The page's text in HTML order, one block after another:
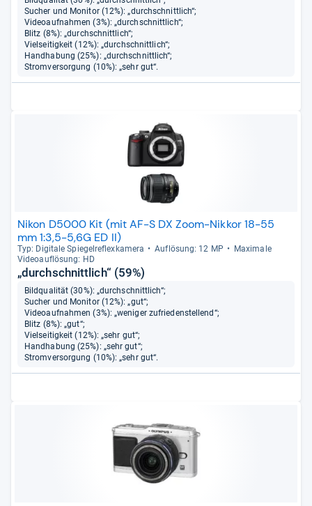
Sucher und Monitor (12%): „durchschnittlich“;
Videoaufnahmen (3%): „durchschnittlich“;
Blitz (8%): „durchschnittlich“;
Vielseitigkeit (12%): „durchschnittlich“;
Handhabung (25%): „durchschnittlich“;
Stromversorgung (10%): „sehr gut“.
Nikon D5000 Kit (mit AF-S DX Zoom-Nikkor 18-55
mm 1:3,5-5,6G ED II)
Typ: Digi­tale Spie­gel­re­flex­ka­mera Auf­lö­sung: 12 MP
Maxi­male
Videoauf­lö­sung: HD
„durchschnittlich“ (59%)
Bildqualität (30%): „durchschnittlich“;
Sucher und Monitor (12%): „gut“;
Videoaufnahmen (3%): „weniger zufriedenstellend“;
Blitz (8%): „gut“;
Vielseitigkeit (12%): „sehr gut“;
Handhabung (25%): „sehr gut“;
Stromversorgung (10%): „sehr gut“.